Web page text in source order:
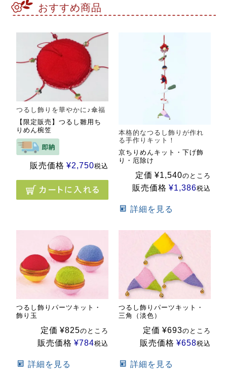
おすすめ商品
つるし飾りを華やかに♪傘福
【限定販売】つるし雛用ち
りめん椀笠
販売価格 ¥2,750税込
本格的なつるし飾りが作れ
る手作りキット！
京ちりめんキット・下げ飾
り・厄除け
定価 ¥1,540のところ
販売価格 ¥1,386税込
詳細を見る
つるし飾りパーツキット・
飾り玉
定価 ¥825のところ
販売価格 ¥784税込
詳細を見る
つるし飾りパーツキット・
三角（淡色）
定価 ¥693のところ
販売価格 ¥658税込
詳細を見る